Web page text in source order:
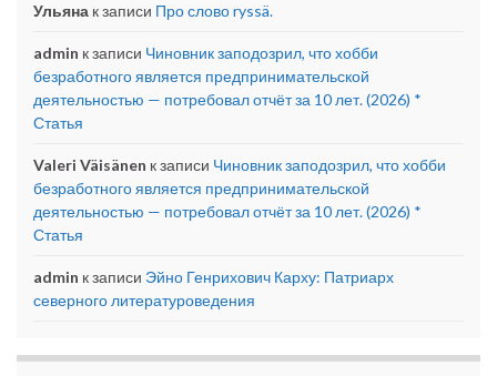
Ульяна к записи Про слово ryssä.
admin к записи Чиновник заподозрил, что хобби
безработного является предпринимательской
деятельностью — потребовал отчёт за 10 лет. (2026) *
Статья
Valeri Väisänen к записи Чиновник заподозрил, что хобби
безработного является предпринимательской
деятельностью — потребовал отчёт за 10 лет. (2026) *
Статья
admin к записи Эйно Генрихович Карху: Патриарх
северного литературоведения